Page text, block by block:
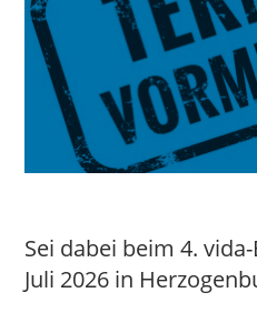
Sei dabei beim 4.
Juli 2026 in